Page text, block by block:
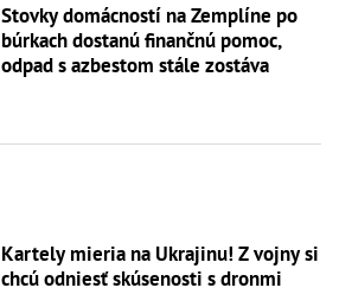
Stovky domácností na Zemplíne po
búrkach dostanú finančnú pomoc,
odpad s azbestom stále zostáva
Kartely mieria na Ukrajinu! Z vojny si
chcú odniesť skúsenosti s dronmi